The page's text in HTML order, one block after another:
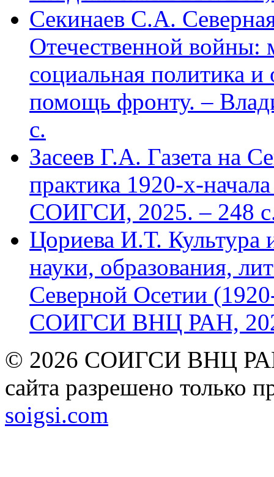
Секинаев С.А.
Отечественной войны:
социальная политика
помощь фронту. –
с.
Засеев Г.А. Газета на
практика 1920-х-
СОИГСИ, 2025. – 248
Цориева И.Т. Культура
науки, образования,
Северной Осетии
СОИГСИ ВНЦ РАН,
© 2026 СОИГСИ ВНЦ РАН
сайта разрешено только
soigsi.com